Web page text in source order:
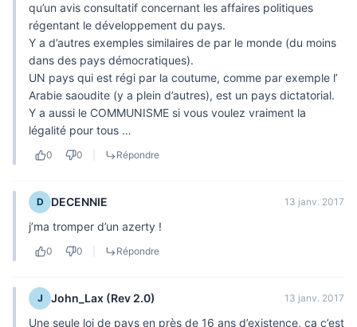
qu’un avis consultatif concernant les affaires politiques
régentant le développement du pays.
Y a d’autres exemples similaires de par le monde (du moins
dans des pays démocratiques).
UN pays qui est régi par la coutume, comme par exemple l’
Arabie saoudite (y a plein d’autres), est un pays dictatorial.
Y a aussi le COMMUNISME si vous voulez vraiment la
légalité pour tous …
0 0 Répondre
D DECENNIE 13 janv. 2017
j’ma tromper d’un azerty !
0 0 Répondre
J John_Lax (Rev 2.0) 13 janv. 2017
Une seule loi de pays en près de 16 ans d’existence, ça c’est